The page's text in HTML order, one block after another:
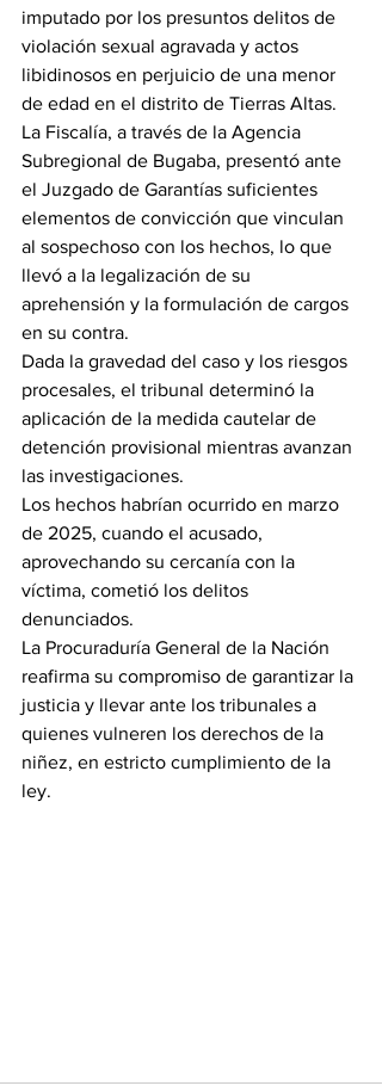
imputado por los presuntos delitos de
violación sexual agravada y actos
libidinosos en perjuicio de una menor
de edad en el distrito de Tierras Altas.
La Fiscalía, a través de la Agencia
Subregional de Bugaba, presentó ante
el Juzgado de Garantías suficientes
elementos de convicción que vinculan
al sospechoso con los hechos, lo que
llevó a la legalización de su
aprehensión y la formulación de cargos
en su contra.
Dada la gravedad del caso y los riesgos
procesales, el tribunal determinó la
aplicación de la medida cautelar de
detención provisional mientras avanzan
las investigaciones.
Los hechos habrían ocurrido en marzo
de 2025, cuando el acusado,
aprovechando su cercanía con la
víctima, cometió los delitos
denunciados.
La Procuraduría General de la Nación
reafirma su compromiso de garantizar la
justicia y llevar ante los tribunales a
quienes vulneren los derechos de la
niñez, en estricto cumplimiento de la
ley.